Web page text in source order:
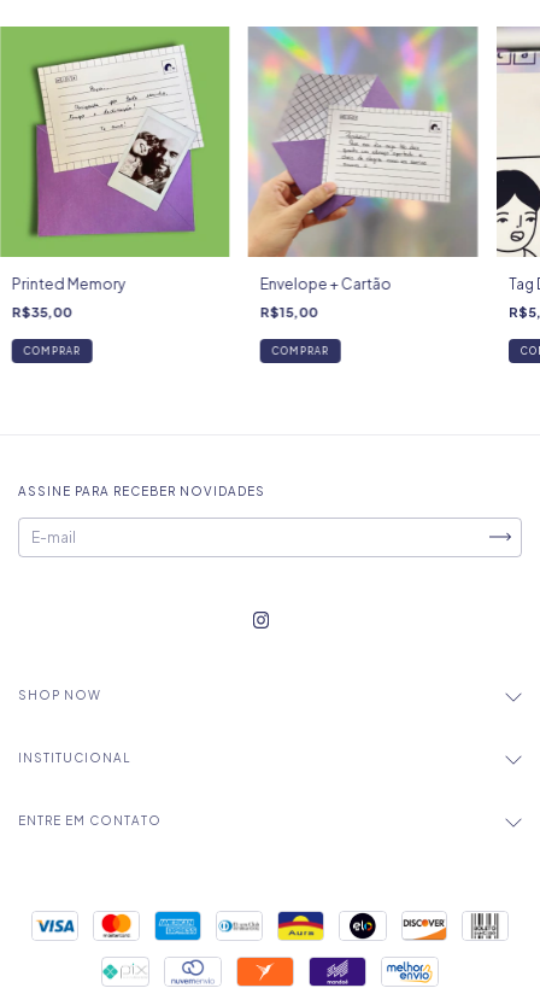
Printed Memory
R$35,00
Envelope + Cartão
R$15,00
Tag
ASSINE PARA RECEBER NOVIDADES
SHOP NOW
INSTITUCIONAL
ENTRE EM CONTATO